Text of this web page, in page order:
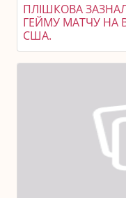
ПЛІШКОВА
ГЕЙМУ МАТЧУ НА
США.